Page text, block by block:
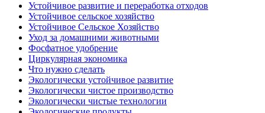
Устойчивое развитие и переработка отходов
Устойчивое сельское хозяйство
Устойчивое Сельское Хозяйство
Уход за домашними животными
Фосфатное удобрение
Циркулярная экономика
Что нужно сделать
Экологически устойчивое развитие
Экологически чистое производство
Экологически чистые технологии